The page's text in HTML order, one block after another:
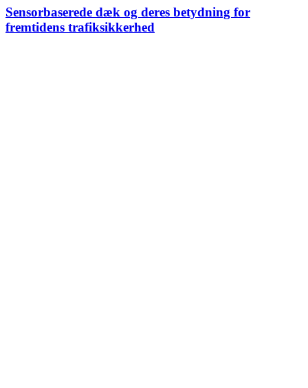
Sensorbaserede dæk og deres betydning for
fremtidens trafiksikkerhed